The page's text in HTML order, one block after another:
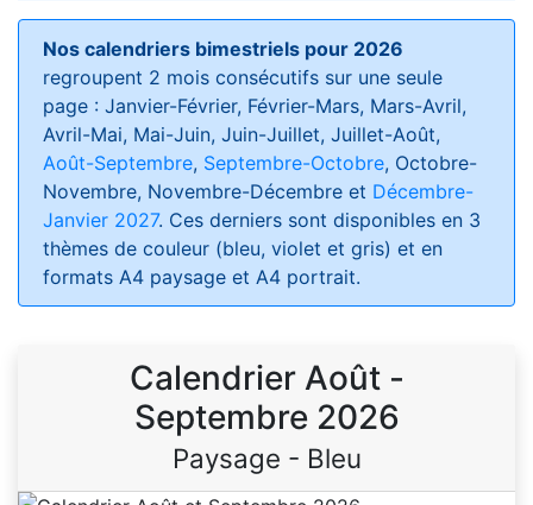
Nos calendriers bimestriels pour 2026
regroupent 2 mois consécutifs sur une seule
page : Janvier-Février, Février-Mars, Mars-Avril,
Avril-Mai, Mai-Juin, Juin-Juillet, Juillet-Août,
Août-Septembre, Septembre-Octobre, Octobre-
Novembre, Novembre-Décembre et Décembre-
Janvier 2027. Ces derniers sont disponibles en 3
thèmes de couleur (bleu, violet et gris) et en
formats A4 paysage et A4 portrait.
Calendrier Août -
Septembre 2026
Paysage - Bleu